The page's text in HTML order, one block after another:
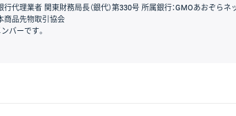
代理業者 関東財務局長（銀代）第330号 所属銀行：GMOあおぞら
商品先物取引協会
バーです。